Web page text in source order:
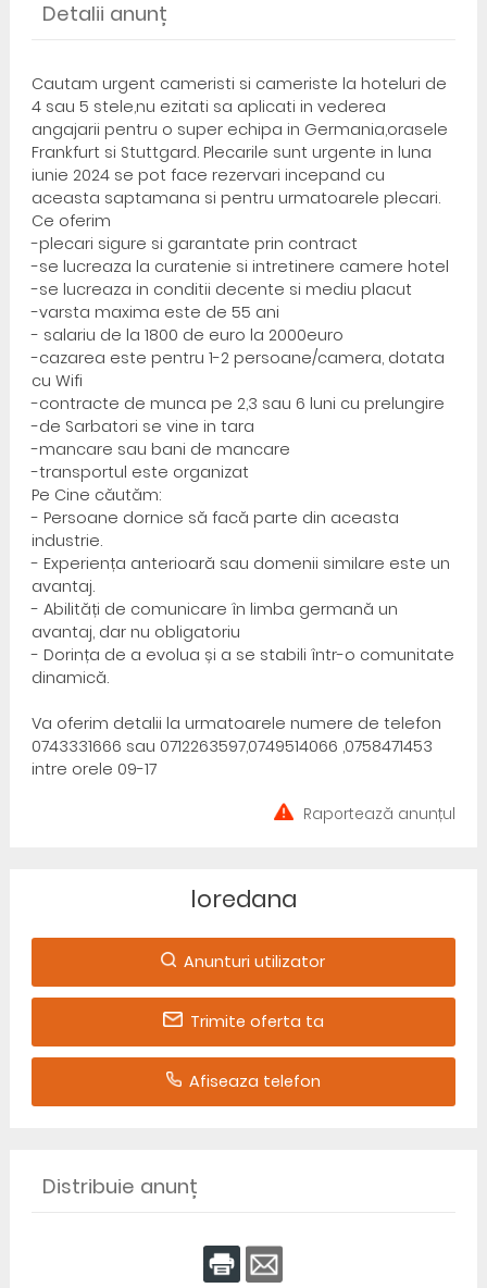
Detalii anunț
Cautam urgent cameristi si cameriste la hoteluri de
4 sau 5 stele,nu ezitati sa aplicati in vederea
angajarii pentru o super echipa in Germania,orasele
Frankfurt si Stuttgard. Plecarile sunt urgente in luna
iunie 2024 se pot face rezervari incepand cu
aceasta saptamana si pentru urmatoarele plecari.
Ce oferim
-plecari sigure si garantate prin contract
-se lucreaza la curatenie si intretinere camere hotel
-se lucreaza in conditii decente si mediu placut
-varsta maxima este de 55 ani
- salariu de la 1800 de euro la 2000euro
-cazarea este pentru 1-2 persoane/camera, dotata
cu Wifi
-contracte de munca pe 2,3 sau 6 luni cu prelungire
-de Sarbatori se vine in tara
-mancare sau bani de mancare
-transportul este organizat
Pe Cine căutăm:
- Persoane dornice să facă parte din aceasta
industrie.
- Experiența anterioară sau domenii similare este un
avantaj.
- Abilități de comunicare în limba germană un
avantaj, dar nu obligatoriu
- Dorința de a evolua și a se stabili într-o comunitate
dinamică.
Va oferim detalii la urmatoarele numere de telefon
0743331666 sau 0712263597,0749514066 ,0758471453
intre orele 09-17
Raportează anunțul
loredana
Anunturi utilizator
Trimite oferta ta
Afiseaza telefon
Distribuie anunț